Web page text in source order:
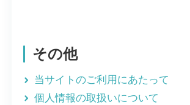
その他
当サイトのご利用にあたって
個人情報の取扱いについて